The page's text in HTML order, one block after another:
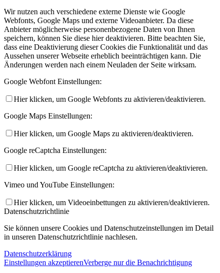
Wir nutzen auch verschiedene externe Dienste wie Google
Webfonts, Google Maps und externe Videoanbieter. Da diese
Anbieter möglicherweise personenbezogene Daten von Ihnen
speichern, können Sie diese hier deaktivieren. Bitte beachten Sie,
dass eine Deaktivierung dieser Cookies die Funktionalität und das
Aussehen unserer Webseite erheblich beeinträchtigen kann. Die
Änderungen werden nach einem Neuladen der Seite wirksam.
Google Webfont Einstellungen:
Hier klicken, um Google Webfonts zu aktivieren/deaktivieren.
Google Maps Einstellungen:
Hier klicken, um Google Maps zu aktivieren/deaktivieren.
Google reCaptcha Einstellungen:
Hier klicken, um Google reCaptcha zu aktivieren/deaktivieren.
Vimeo und YouTube Einstellungen:
Hier klicken, um Videoeinbettungen zu aktivieren/deaktivieren.
Datenschutzrichtlinie
Sie können unsere Cookies und Datenschutzeinstellungen im Detail
in unseren Datenschutzrichtlinie nachlesen.
Datenschutzerklärung
Einstellungen akzeptierenVerberge nur die Benachrichtigung